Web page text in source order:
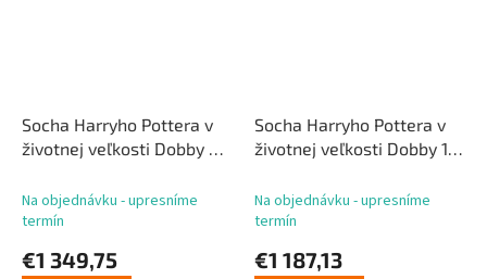
Socha Harryho Pottera v
životnej veľkosti Dobby 3
Na objednávku - upresníme
termín
€1 349,75
Socha Harryho Pottera v
životnej veľkosti Dobby 1
Na objednávku - upresníme
termín
€1 187,13